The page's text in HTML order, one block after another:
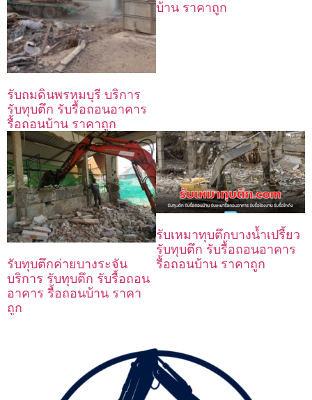
รับถมดินพรหมบุรี บริการ
รับทุบตึก รับรื้อถอนอาคาร
รื้อถอนบ้าน ราคาถูก
บ้าน ราคาถูก
รับทุบตึกค่ายบางระจัน
บริการ รับทุบตึก รับรื้อถอน
อาคาร รื้อถอนบ้าน ราคา
ถูก
รับเหมาทุบตึกบางน้ำเปรี้ยว
รับทุบตึก รับรื้อถอนอาคาร
รื้อถอนบ้าน ราคาถูก